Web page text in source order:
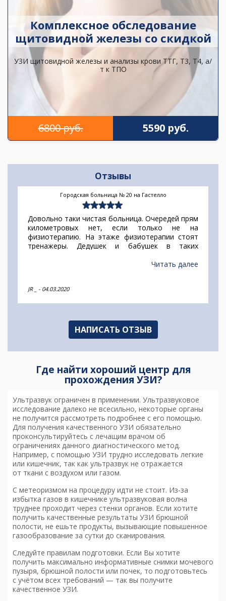
Комплексное обследование
щитовидной железы со скидкой
УЗИ щитовидной железы и анализы крови ТТГ, Т3, Т4, а/
т к ТПО
6800 руб. 5590 руб.
Отзывы
Городская больница № 20 на Гастелло
Довольно таки чистая больница. Очередей прям
километровых нет, если только не на
физиотерапию. На этаже физиотерапии стоят
тренажеры. Дедушек и бабушек в таких
Урологическое отделение. Маленькое, но очень
3 штук. Доктора очень дружелюбные. В палатах
как, но УЗИ, цистоскопию там делают не так
болезненно. Очень понравилась молодо врач
Алина Сергеевна.
Читать далее
JR _ - 04.03.2020
НАПИСАТЬ ОТЗЫВ
Где найти хороший центр для
прохождения УЗИ?
Ультразвук ограничен в применении. Ультразвуковое
исследование далеко не всесильно, некоторые органы
не получится рассмотреть подробнее с его помощью.
Для получения качественного УЗИ обязательно
проконсультируйтесь с лечащим врачом об
ограничениях данного диагностического метод.
Например, с помощью УЗИ трудно исследовать легкие
или кишечник, так как ультразвук не отражается
от ткани с воздухом или газом.
С метеоризмом на процедуру идти не стоит. Из-за
избытка газов в кишечнике ультразвуковая волна
труднее проходит через стенки органов. Если хотите
получить качественные результаты УЗИ брюшной
полости, не ешьте продукты, вызывающие повышенное
газообразование за сутки до сканирования.
Следуйте правилам подготовки. Если Вы хотите
получить максимально информативные снимки мочевого
пузыря, брюшной полости или почек, то подготовьтесь
с учётом всех требований — так вы получите
качественное УЗИ.